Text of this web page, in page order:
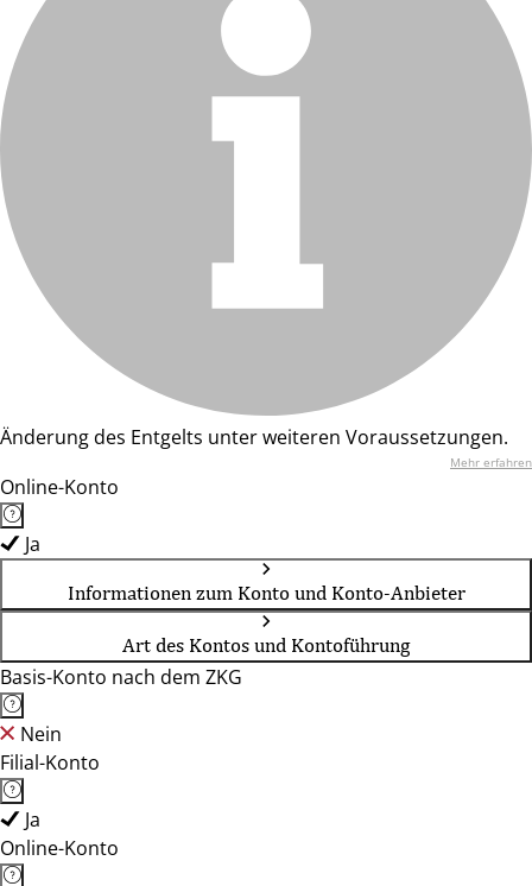
Änderung des Entgelts unter weiteren Voraussetzungen.
Mehr erfahren
Online-Konto
Ja
Informationen zum Konto und Konto-Anbieter
Art des Kontos und Kontoführung
Basis-Konto nach dem ZKG
Nein
Filial-Konto
Ja
Online-Konto